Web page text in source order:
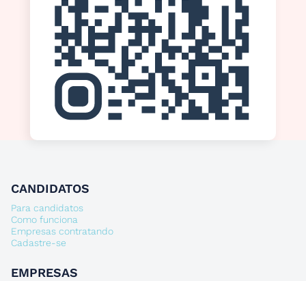
CANDIDATOS
Para candidatos
Como funciona
Empresas contratando
Cadastre-se
EMPRESAS